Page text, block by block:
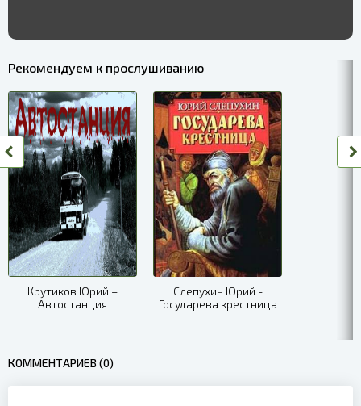
Рекомендуем к прослушиванию
Крутиков Юрий –
Автостанция
Слепухин Юрий -
Государева крестница
КОММЕНТАРИЕВ (0)